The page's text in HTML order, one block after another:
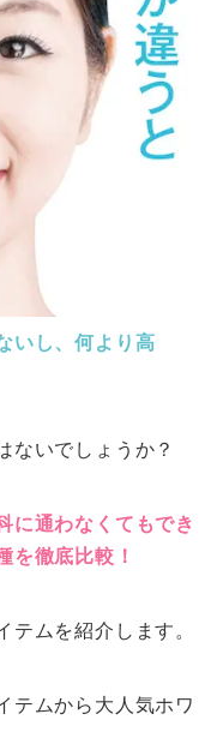
いし、何より高
ないでしょうか？
に通わなくてもでき
を徹底比較！
テムを紹介します。
テムから大人気ホワ